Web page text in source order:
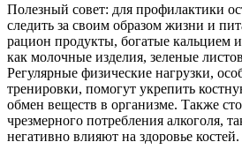
Полезный совет: для профилактики
следить за своим образом жизни и
рацион продукты, богатые кальцием
как молочные изделия, зеленые
Регулярные физические нагрузки,
тренировки, помогут укрепить
обмен веществ в организме. Также
чрезмерного потребления алкоголя,
негативно влияют на здоровье костей.